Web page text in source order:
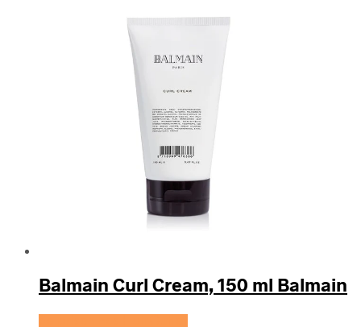
Balmain Curl Cream, 150 ml Balmain